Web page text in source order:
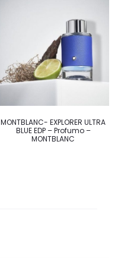
da
€82,84
€154,10
MONTBLANC- EXPLORER ULTRA
BLUE EDP – Profumo –
MONTBLANC